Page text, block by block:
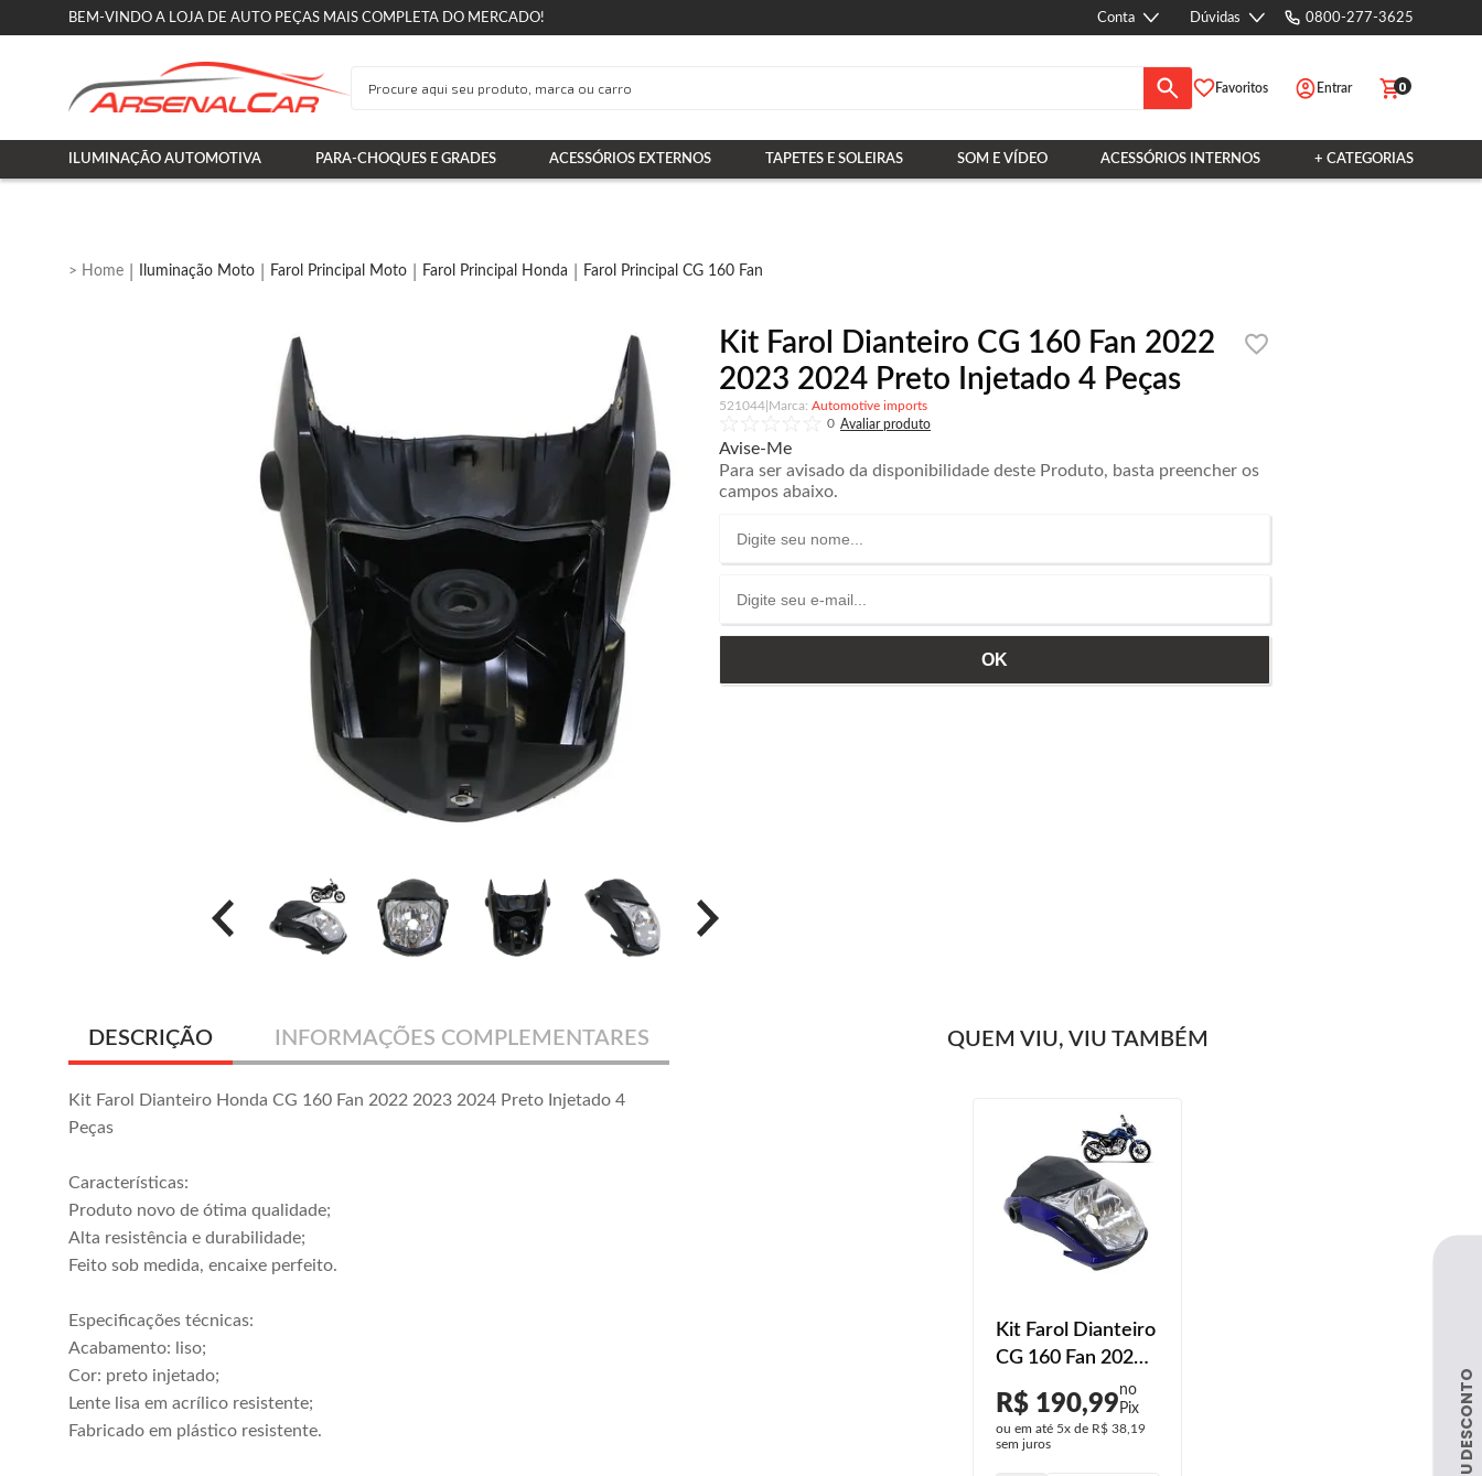
BEM-VINDO A LOJA DE AUTO PEÇAS MAIS COMPLETA DO MERCADO! Conta Dúvidas 0800-277-3625
Favoritos Entrar 0
ILUMINAÇÃO AUTOMOTIVA PARA-CHOQUES E GRADES ACESSÓRIOS EXTERNOS TAPETES E SOLEIRAS SOM E VÍDEO ACESSÓRIOS INTERNOS + CATEGORIAS
Iluminação Moto Farol Principal Moto Farol Principal Honda Farol Principal CG 160 Fan
Kit Farol Dianteiro CG 160 Fan 2022
2023 2024 Preto Injetado 4 Peças
521044
Automotive imports
0
Avise-Me
Para ser avisado da disponibilidade deste Produto, basta preencher os
campos abaixo.
DESCRIÇÃO INFORMAÇÕES COMPLEMENTARES
Kit Farol Dianteiro Honda CG 160 Fan 2022 2023 2024 Preto Injetado 4
Peças
Características:
Produto novo de ótima qualidade;
Alta resistência e durabilidade;
Feito sob medida, encaixe perfeito.
Especificações técnicas:
Acabamento: liso;
Cor: preto injetado;
Lente lisa em acrílico resistente;
Fabricado em plástico resistente.
QUEM VIU, VIU TAMBÉM
Kit Farol Dianteiro
CG 160 Fan 2022
Perolizado
R$ 190,99
ou em até 5x de R$ 38,19
sem juros